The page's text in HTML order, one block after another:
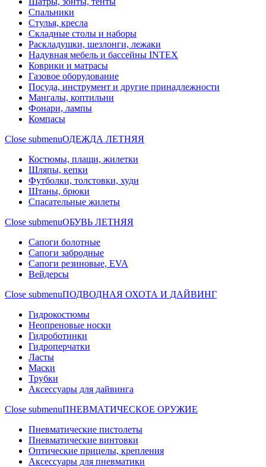
Спальники
Стулья, кресла
Складные столы и наборы
Раскладушки, шезлонги, лежаки
Надувная мебель и бассейны INTEX
Коврики и матрасы
Газовое оборудование
Посуда, инструмент и другие принадлежности
Мангалы, коптильни
Фонари, лампы
Компасы
Close submenuОДЕЖДА ЛЕТНЯЯ
Костюмы, плащи, жилетки
Шляпы, кепки
Футболки, толстовки, худи
Штаны, брюки
Спасательные жилеты
Close submenuОБУВЬ ЛЕТНЯЯ
Сапоги болотные
Сапоги забродные
Сапоги резиновые, EVA
Вейдерсы
Close submenuПОДВОДНАЯ ОХОТА И ДАЙВИНГ
Гидрокостюмы
Неопреновые носки
Гидроботинки
Гидроперчатки
Ласты
Маски
Трубки
Аксессуары для дайвинга
Close submenuПНЕВМАТИЧЕСКОЕ ОРУЖИЕ
Пневматические пистолеты
Пневматические винтовки
Оптические прицелы, крепления
Аксессуары для пневматики